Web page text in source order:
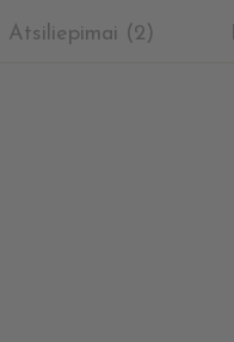
Atsiliepimai (2)